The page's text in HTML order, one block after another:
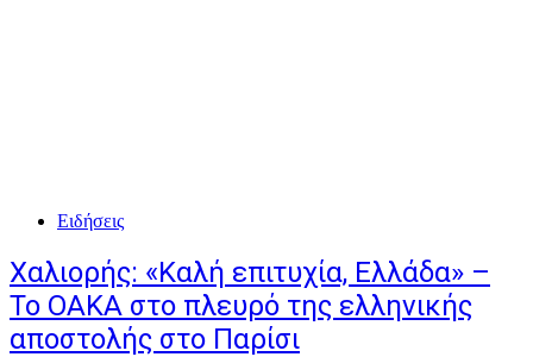
Ειδήσεις
Χαλιορής: «Καλή επιτυχία, Ελλάδα» –
Το ΟΑΚΑ στο πλευρό της ελληνικής
αποστολής στο Παρίσι